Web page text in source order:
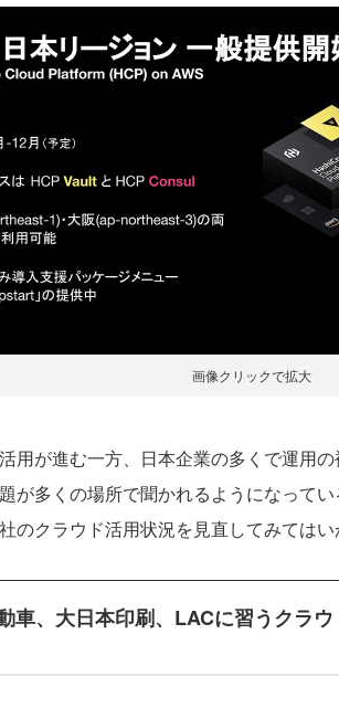
画像クリックで拡大
用が進む一方、日本企業の多くで運用
が多くの場所で聞かれるようになって
のクラウド活用状況を見直してみてはい
車、大日本印刷、LACに習うクラ